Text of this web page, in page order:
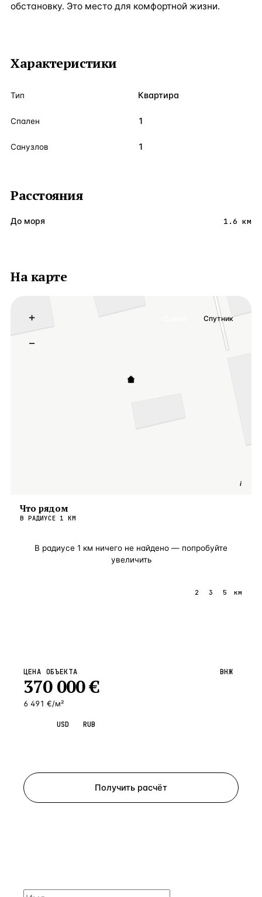
обстановку. Это место для комфортной жизни.
Характеристики
Тип Квартира
Спален 1
Санузлов 1
Расстояния
До моря 1.6 км
На карте
i
+
−
Спутник
Что рядом
В РАДИУСЕ 1 КМ
В радиусе 1 км ничего не найдено — попробуйте
увеличить
2 3 5 км
ЦЕНА ОБЪЕКТА
370 000€
6 491 €/м²
ВНЖ
USD RUB
Получить расчёт